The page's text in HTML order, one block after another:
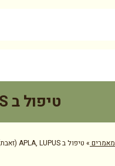
טיפול ב APLA, LUPUS (זאבת)
מאמרים » טיפול ב APLA, LUPUS (זאבת)